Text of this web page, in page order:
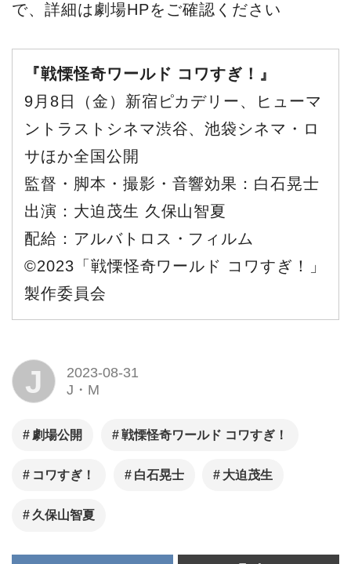
で、詳細は劇場HPをご確認ください
『戦慄怪奇ワールド コワすぎ！』
9月8日（金）新宿ピカデリー、ヒューマ
ントラストシネマ渋谷、池袋シネマ・ロ
サほか全国公開
監督・脚本・撮影・音響効果：白石晃士
出演：大迫茂生 久保山智夏
配給：アルバトロス・フィルム
©2023「戦慄怪奇ワールド コワすぎ！」
製作委員会
J
2023-08-31
J・M
劇場公開 戦慄怪奇ワールド コワすぎ！
コワすぎ！ 白石晃士 大迫茂生
久保山智夏